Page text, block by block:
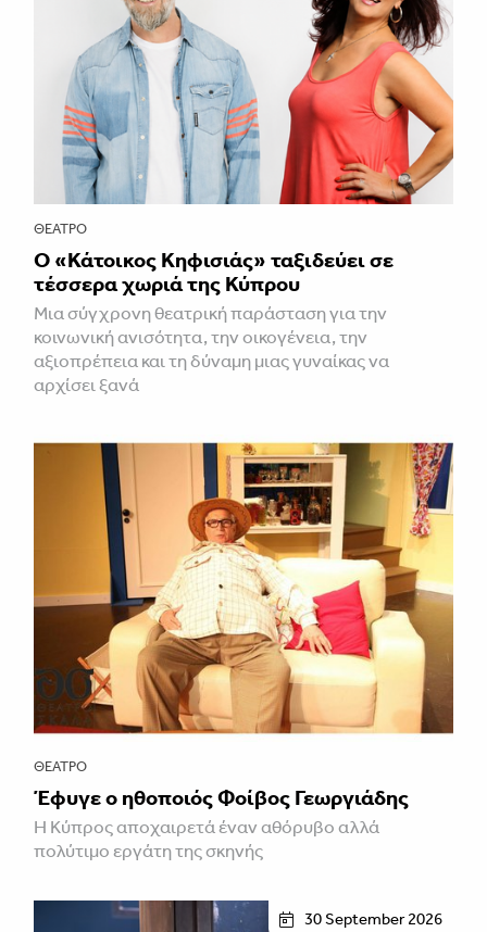
ΘΈΑΤΡΟ
Ο «Κάτοικος Κηφισιάς» ταξιδεύει σε
τέσσερα χωριά της Κύπρου
Μια σύγχρονη θεατρική παράσταση για την
κοινωνική ανισότητα, την οικογένεια, την
αξιοπρέπεια και τη δύναμη μιας γυναίκας να
αρχίσει ξανά
ΘΈΑΤΡΟ
Έφυγε ο ηθοποιός Φοίβος Γεωργιάδης
Η Κύπρος αποχαιρετά έναν αθόρυβο αλλά
πολύτιμο εργάτη της σκηνής
30 September 2026